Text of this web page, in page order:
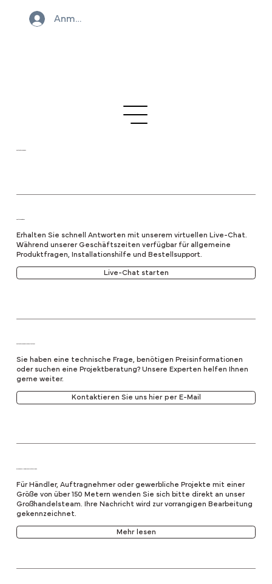
Anmelden
Erhalten Sie schnell Antworten mit unserem virtuellen Live-Chat.
Während unserer Geschäftszeiten verfügbar für allgemeine
Produktfragen, Installationshilfe und Bestellsupport.
Live-Chat starten
Sie haben eine technische Frage, benötigen Preisinformationen
oder suchen eine Projektberatung? Unsere Experten helfen Ihnen
gerne weiter.
Kontaktieren Sie uns hier per E-Mail
Für Händler, Auftragnehmer oder gewerbliche Projekte mit einer
Größe von über 150 Metern wenden Sie sich bitte direkt an unser
Großhandelsteam. Ihre Nachricht wird zur vorrangigen Bearbeitung
gekennzeichnet.
Mehr lesen